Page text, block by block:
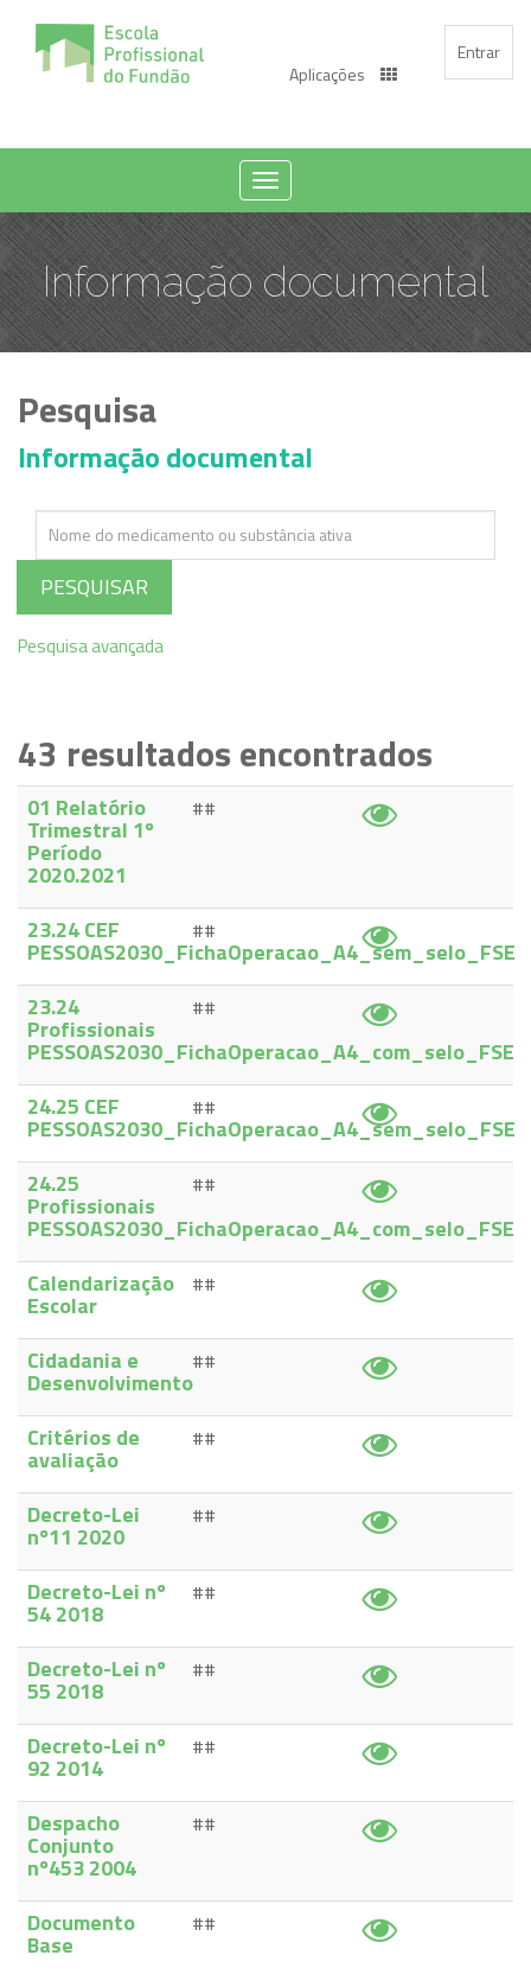
Entrar
Aplicações
Toggle
navigation
Informação documental
Pesquisa
Informação documental
PESQUISAR
Pesquisa avançada
43 resultados encontrados
01 Relatório
Trimestral 1º
Período
2020.2021
##
23.24 CEF
PESSOAS2030_FichaOperacao_A4_sem_selo_FSE
##
23.24
Profissionais
PESSOAS2030_FichaOperacao_A4_com_selo_FSE
##
24.25 CEF
PESSOAS2030_FichaOperacao_A4_sem_selo_FSE
##
24.25
Profissionais
PESSOAS2030_FichaOperacao_A4_com_selo_FSE
##
Calendarização
Escolar
##
Cidadania e
Desenvolvimento
##
Critérios de
avaliação
##
Decreto-Lei
nº11 2020
##
Decreto-Lei nº
54 2018
##
Decreto-Lei nº
55 2018
##
Decreto-Lei nº
92 2014
##
Despacho
Conjunto
nº453 2004
##
Documento
Base
##